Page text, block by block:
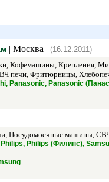
| Москва | (16.12.2011)
Кофемашины, Крепления,
печи, Фритюрницы,
Panasonic, Panasonic
Посудомоечные машины,
Philips (Филипс),
.